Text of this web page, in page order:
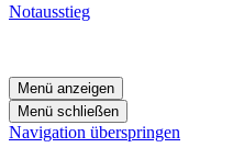
Notausstieg
Menü anzeigen
Menü schließen
Navigation überspringen